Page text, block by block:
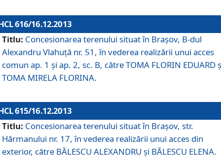
616/16.12.2013
Titlu: Concesionarea terenului situat în Braşov, B-dul
Alexandru Vlahuţă nr. 51, în vederea realizării unui acces
comun ap. 1 şi ap. 2, sc. B, către TOMA FLORIN EDUARD
TOMA MIRELA FLORINA.
615/16.12.2013
Titlu: Concesionarea terenului situat în Braşov, str.
Hărmanului nr. 17, în vederea realizării unui acces din
exterior, către BĂLESCU ALEXANDRU şi BĂLESCU ELENA.